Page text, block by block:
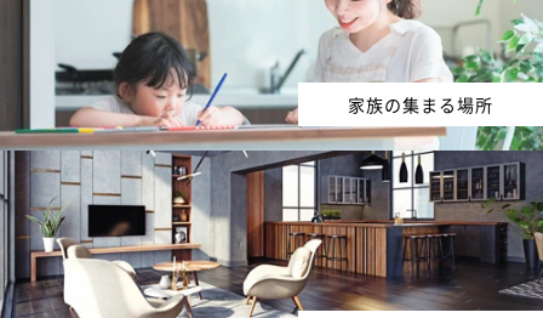
家族の集まる場所